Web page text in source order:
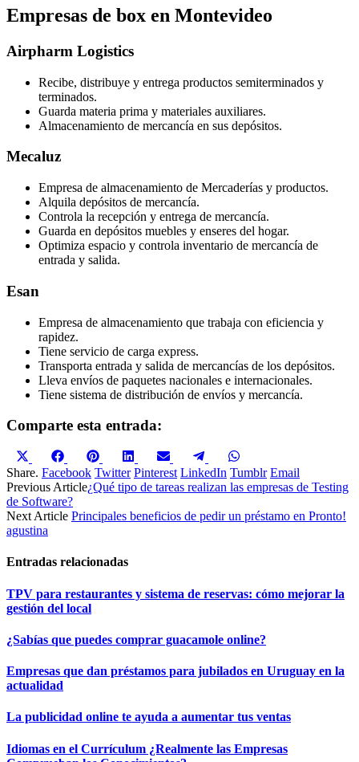
Empresas de box en Montevideo
Airpharm Logistics
Recibe, distribuye y entrega productos semiterminados y
terminados.
Guarda materia prima y materiales auxiliares.
Almacenamiento de mercancía en sus depósitos.
Mecaluz
Empresa de almacenamiento de Mercaderías y productos.
Alquila depósitos de mercancía.
Controla la recepción y entrega de mercancía.
Guarda en depósitos muebles y enseres del hogar.
Optimiza espacio y controla inventario de mercancía de
entrada y salida.
Esan
Empresa de almacenamiento que trabaja con eficiencia y
rapidez.
Tiene servicio de carga express.
Transporta entrada y salida de mercancías de los depósitos.
Lleva envíos de paquetes nacionales e internacionales.
Tiene sistema de distribución de envíos y mercancía.
Comparte esta entrada:
Compartir
en
X
(Twitter)
Compartir
en
Facebook
Compartir
en
Pinterest
Compartir
en
LinkedIn
Compartir
en
Email
Compartir
en
Telegram
en
WhatsApp
Share. Facebook Twitter Pinterest LinkedIn Tumblr Email
Previous Article¿Qué tipo de tareas realizan las empresas de Testing
de Software?
Next Article Principales beneficios de pedir un préstamo en Pronto!
agustina
Entradas relacionadas
TPV para restaurantes y sistema de reservas: cómo mejorar la
gestión del local
¿Sabías que puedes comprar guacamole online?
Empresas que dan préstamos para jubilados en Uruguay en la
actualidad
La publicidad online te ayuda a aumentar tus ventas
Idiomas en el Currículum ¿Realmente las Empresas